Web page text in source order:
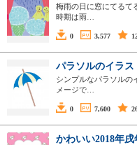
梅雨の日に窓にてるて
時期は雨…
0 3,577
パラソルのイラス
シンプルなパラソルの
メージで…
0 7,600
かわいい2018年